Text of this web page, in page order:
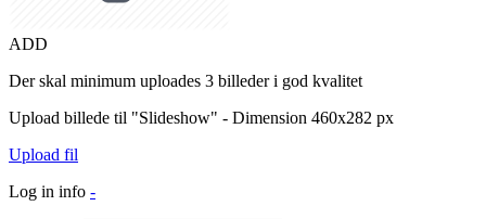
ADD
Der skal minimum uploades 3 billeder i god kvalitet
Upload billede til "Slideshow" - Dimension 460x282 px
Upload fil
Log in info -